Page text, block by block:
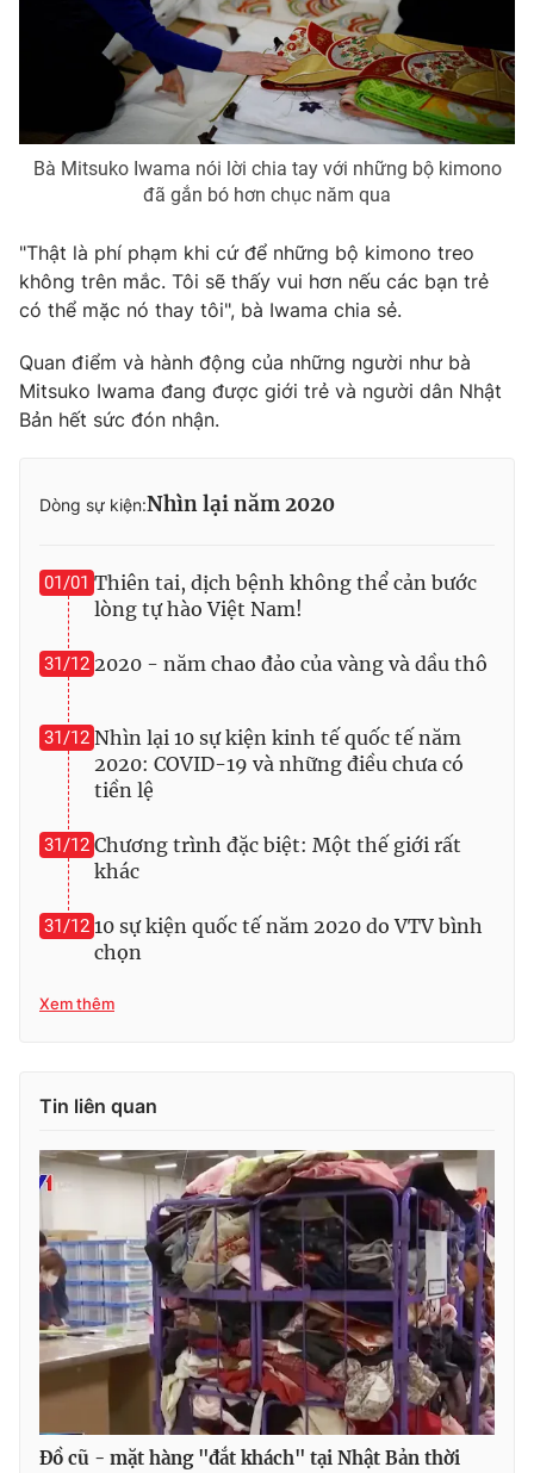
Bà Mitsuko Iwama nói lời chia tay với những bộ kimono
đã gắn bó hơn chục năm qua
"Thật là phí phạm khi cứ để những bộ kimono treo
không trên mắc. Tôi sẽ thấy vui hơn nếu các bạn trẻ
có thể mặc nó thay tôi", bà Iwama chia sẻ.
Quan điểm và hành động của những người như bà
Mitsuko Iwama đang được giới trẻ và người dân Nhật
Bản hết sức đón nhận.
Dòng sự kiện:Nhìn lại năm 2020
01/01 Thiên tai, dịch bệnh không thể cản bước
lòng tự hào Việt Nam!
31/12 2020 - năm chao đảo của vàng và dầu thô
31/12 Nhìn lại 10 sự kiện kinh tế quốc tế năm
2020: COVID-19 và những điều chưa có
tiền lệ
31/12 Chương trình đặc biệt: Một thế giới rất
khác
31/12 10 sự kiện quốc tế năm 2020 do VTV bình
chọn
Xem thêm
Tin liên quan
Đồ cũ - mặt hàng "đắt khách" tại Nhật Bản thời